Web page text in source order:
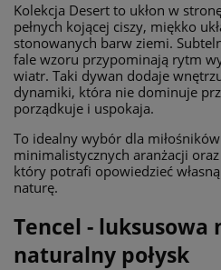
Kolekcja Desert to ukłon w
pełnych kojącej ciszy, miękko
stonowanych barw ziemi.
fale wzoru przypominają rytm
wiatr. Taki dywan dodaje
dynamiki, która nie dominuje
porządkuje i uspokaja.
To idealny wybór dla
minimalistycznych aranżacji
który potrafi opowiedzieć
naturę.
Tencel - luksusowa
naturalny połysk